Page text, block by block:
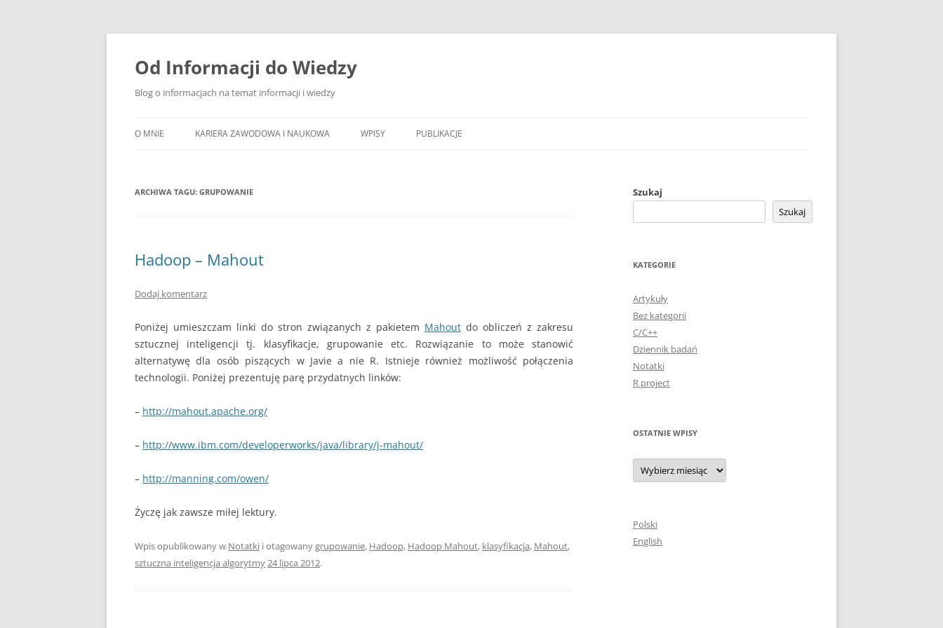
Przejdź
treści
Od Informacji do Wiedzy
Blog o informacjach na temat informacji i wiedzy
O MNIE KARIERA ZAWODOWA I NAUKOWA WPISY PUBLIKACJE
ARCHIWA TAGU: GRUPOWANIE
Hadoop – Mahout
Dodaj komentarz
Poniżej umieszczam linki do stron związanych z pakietem Mahout do obliczeń z zakresu
sztucznej inteligencji tj. klasyfikacje, grupowanie etc. Rozwiązanie to może stanowić
alternatywę dla osób piszących w Javie a nie R. Istnieje również możliwość połączenia
technologii. Poniżej prezentuję parę przydatnych linków:
– http://mahout.apache.org/
– http://www.ibm.com/developerworks/java/library/j-mahout/
– http://manning.com/owen/
Życzę jak zawsze miłej lektury.
Wpis opublikowany w Notatki i otagowanygrupowanie, Hadoop, Hadoop Mahout, klasyfikacja, Mahout,
sztuczna inteligencja algorytmy24 lipca 2012.
Szukaj
Szukaj
KATEGORIE
Artykuły
Bez kategorii
C/C++
Dziennik badań
Notatki
R project
OSTATNIE WPISY
Ostatnie
wpisy
Polski
English